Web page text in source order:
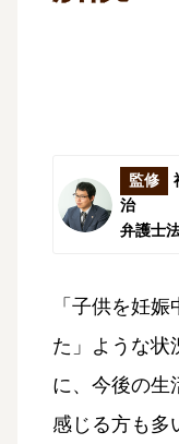
監修
治
弁護士
「子供を妊
た」ような状
に、今後の生
感じる方も多